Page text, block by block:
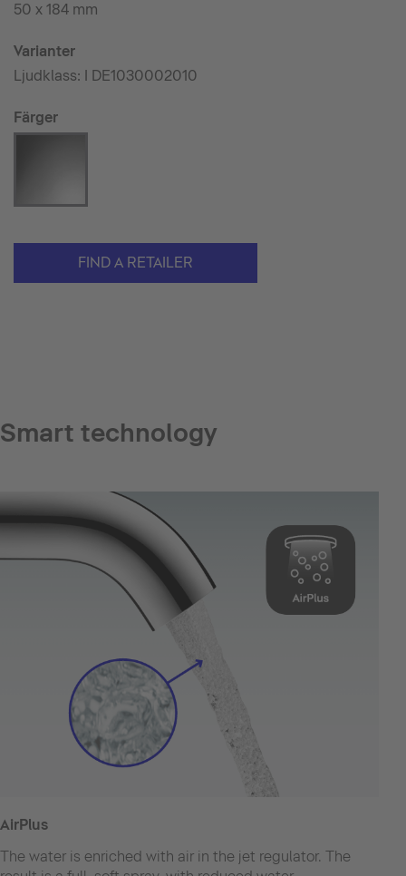
50 x 184 mm
Varianter
Ljudklass: I DE1030002010
Färger
FIND A RETAILER
Smart technology
AirPlus
The water is enriched with air in the jet regulator. The